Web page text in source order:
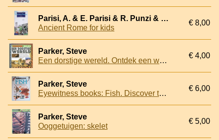
Parisi, A. & E. Parisi & R. Punzi & Lorenzo Terranera (illustrations)
Ancient Rome for kids
€ 8,00
Parker, Steve
Een dorstige wereld. Ontdek een wereld waar steeds meer mensen het met steeds minder schoon water moeten doen en wat we kunnen doen om dat te veranderen
€ 4,00
Parker, Steve
Eyewitness books: Fish. Discover the world of fish in close-up - their habitats, behavior, and natural history
€ 6,00
Parker, Steve
Ooggetuigen: skelet
€ 5,00